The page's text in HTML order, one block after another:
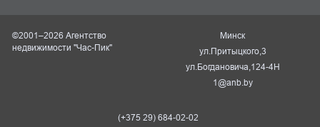
©2001–2026 Агентство
недвижимости "Час-Пик"
Минск
ул.Притыцкого,3
ул.Богдановича,124-4Н
1@anb.by
(+375 29) 684-02-02